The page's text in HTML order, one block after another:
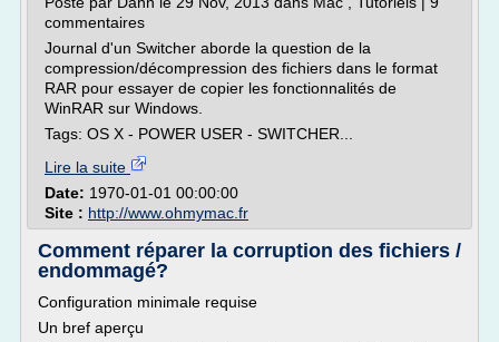
commentaires
Journal d'un Switcher aborde la question de la
compression/décompression des fichiers dans le format
RAR pour essayer de copier les fonctionnalités de
WinRAR sur Windows.
Tags: OS X - POWER USER - SWITCHER...
Lire la suite
Date: 1970-01-01 00:00:00
Site : http://www.ohmymac.fr
Comment réparer la corruption des fichiers /
endommagé?
Configuration minimale requise
Un bref aperçu